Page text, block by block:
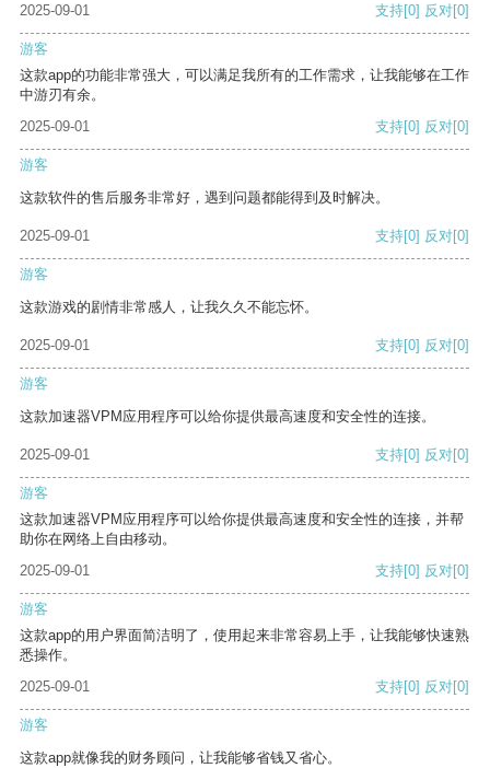
2025-09-01
支持[0] 反对[0]
游客
这款app的功能非常强大，可以满足我所有的工作需求，让我能够在工作
中游刃有余。
2025-09-01
支持[0] 反对[0]
游客
这款软件的售后服务非常好，遇到问题都能得到及时解决。
2025-09-01 支持[0] 反对[0]
游客
这款游戏的剧情非常感人，让我久久不能忘怀。
2025-09-01 支持[0] 反对[0]
游客
这款加速器VPM应用程序可以给你提供最高速度和安全性的连接。
2025-09-01 支持[0] 反对[0]
游客
这款加速器VPM应用程序可以给你提供最高速度和安全性的连接，并帮
助你在网络上自由移动。
2025-09-01
支持[0] 反对[0]
游客
这款app的用户界面简洁明了，使用起来非常容易上手，让我能够快速熟
悉操作。
2025-09-01
支持[0] 反对[0]
游客
这款app就像我的财务顾问，让我能够省钱又省心。